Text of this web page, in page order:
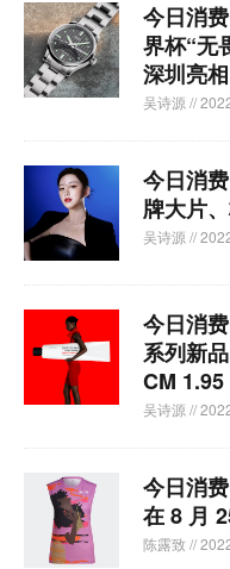
今日消
界杯“无
深圳亮相
吴诗源 //
今日消
牌大片
吴诗源 //
今日消
系列新
CM 1.95
吴诗源 //
今日消
在 8 月
陈露致//